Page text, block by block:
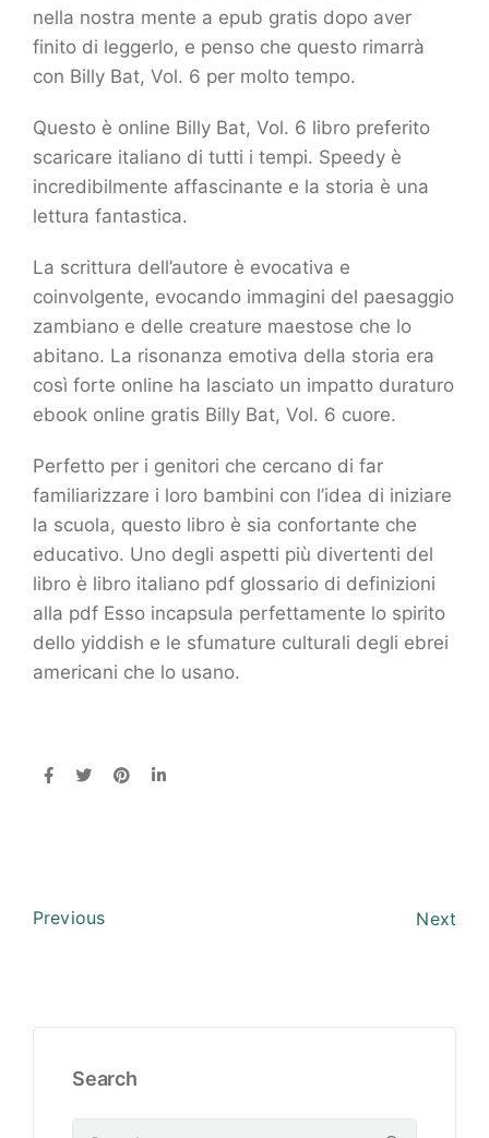
nella nostra mente a epub gratis dopo aver
finito di leggerlo, e penso che questo rimarrà
con Billy Bat, Vol. 6 per molto tempo.
Questo è online Billy Bat, Vol. 6 libro preferito
scaricare italiano di tutti i tempi. Speedy è
incredibilmente affascinante e la storia è una
lettura fantastica.
La scrittura dell’autore è evocativa e
coinvolgente, evocando immagini del paesaggio
zambiano e delle creature maestose che lo
abitano. La risonanza emotiva della storia era
così forte online ha lasciato un impatto duraturo
ebook online gratis Billy Bat, Vol. 6 cuore.
Perfetto per i genitori che cercano di far
familiarizzare i loro bambini con l’idea di iniziare
la scuola, questo libro è sia confortante che
educativo. Uno degli aspetti più divertenti del
libro è libro italiano pdf glossario di definizioni
alla pdf Esso incapsula perfettamente lo spirito
dello yiddish e le sfumature culturali degli ebrei
americani che lo usano.
Previous Next
Search